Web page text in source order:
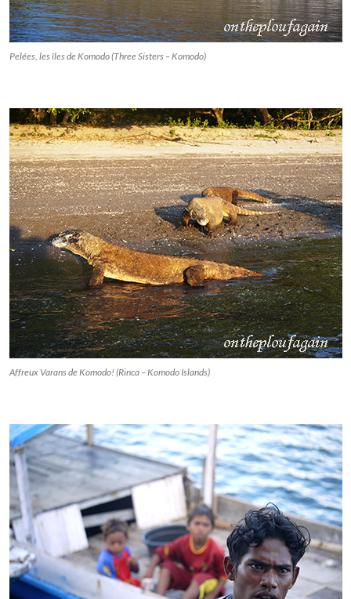
Pelées, les îles de Komodo (Three Sisters – Komodo)
Affreux Varans de Komodo! (Rinca – Komodo Islands)